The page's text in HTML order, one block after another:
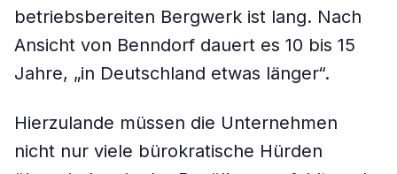
betriebsbereiten Bergwerk ist lang. Nach
Ansicht von Benndorf dauert es 10 bis 15
Jahre, „in Deutschland etwas länger“.
Hierzulande müssen die Unternehmen
nicht nur viele bürokratische Hürden